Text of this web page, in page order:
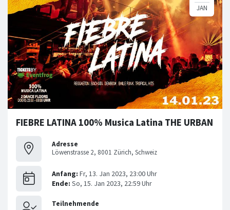
FIEBRE LATINA 100% Musica Latina THE URBAN
Adresse
Löwenstrasse 2, 8001 Zürich, Schweiz